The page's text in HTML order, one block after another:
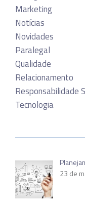
Marketing
Notícias
Novidades
Paralegal
Qualidade
Relacionamento
Responsabilidade
Tecnologia
23 de